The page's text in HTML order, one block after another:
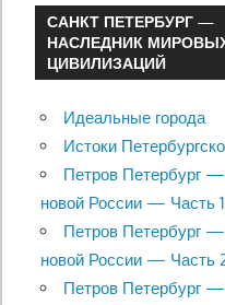
САНКТ ПЕТЕРБУРГ —
НАСЛЕДНИК
ЦИВИЛИЗАЦИЙ
Идеальные города
Истоки
Петров Петербург
новой России — Часть 1
Петров Петербург
новой России — Часть
Петров Петербург